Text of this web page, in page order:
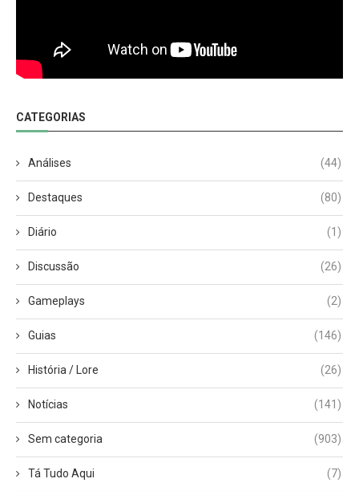
CATEGORIAS
Análises (44)
Destaques (80)
Diário (1)
Discussão (26)
Gameplays (2)
Guias (146)
História / Lore (26)
Notícias (141)
Sem categoria (903)
Tá Tudo Aqui (7)